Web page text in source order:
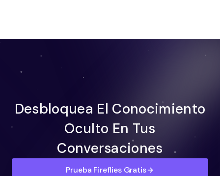
Desbloquea El Conocimiento
Oculto En Tus
Conversaciones
Prueba Fireflies Gratis